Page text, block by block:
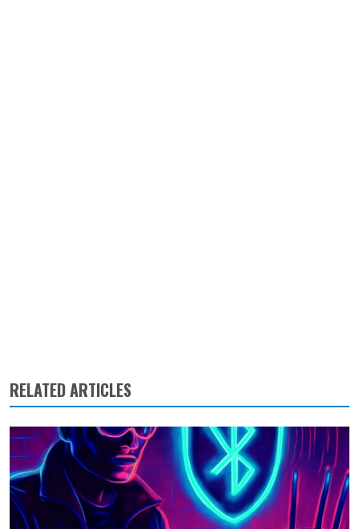
RELATED ARTICLES